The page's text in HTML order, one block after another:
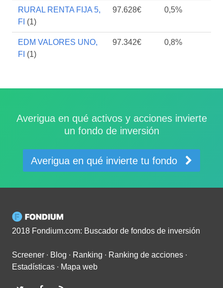
RURAL RENTA FIJA 5,
FI (1)
97.628€ 0,5%
EDM VALORES UNO,
FI (1)
97.342€ 0,8%
Averigua en qué activos y acciones invierte
un fondo de inversión
Averigua en qué invierte tu fondo
2018 Fondium.com: Buscador de fondos de inversión
Screener ∙ Blog ∙ Ranking ∙ Ranking de acciones ∙
Estadísticas ∙ Mapa web